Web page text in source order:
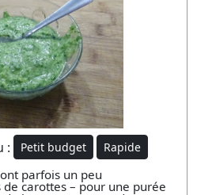
: Petit budget Rapide
parfois un peu
carottes – pour une purée